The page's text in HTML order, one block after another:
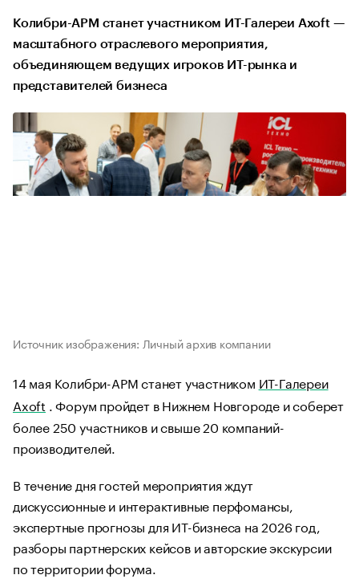
Колибри-АРМ станет участником ИТ-Галереи Axoft —
масштабного отраслевого мероприятия,
объединяющем ведущих игроков ИТ-рынка и
представителей бизнеса
Источник изображения: Личный архив компании
14 мая Колибри-АРМ станет участником ИТ-Галереи
Axoft . Форум пройдет в Нижнем Новгороде и соберет
более 250 участников и свыше 20 компаний-
производителей.
В течение дня гостей мероприятия ждут
дискуссионные и интерактивные перфомансы,
экспертные прогнозы для ИТ-бизнеса на 2026 год,
разборы партнерских кейсов и авторские экскурсии
по территории форума.